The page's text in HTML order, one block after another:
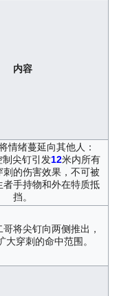
内容
情绪蔓延向其他人：
制尖钉引发12米内所有
刺的伤害效果，不可被
者手持物和外在特质抵
挡。
将尖钉向两侧推出，
大穿刺的命中范围。